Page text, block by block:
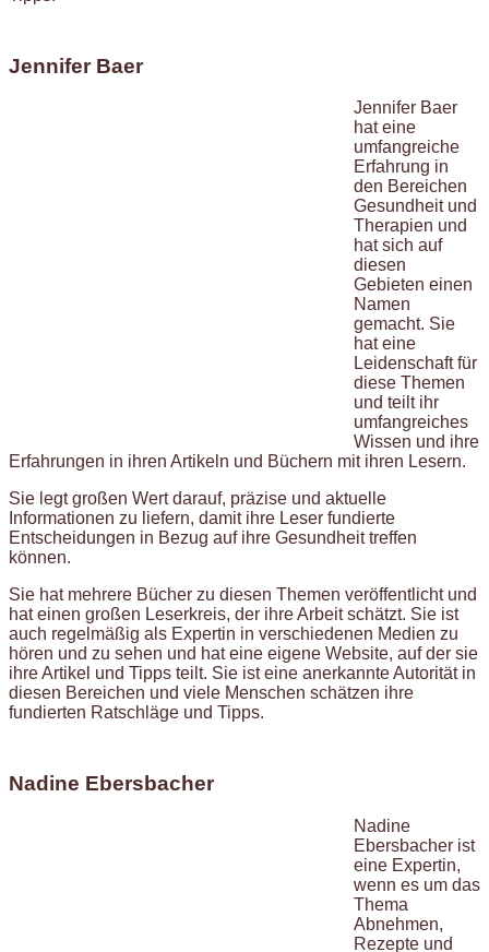
Jennifer Baer
Jennifer Baer
hat eine
umfangreiche
Erfahrung in
den Bereichen
Gesundheit und
Therapien und
hat sich auf
diesen
Gebieten einen
Namen
gemacht. Sie
hat eine
Leidenschaft für
diese Themen
und teilt ihr
umfangreiches
Wissen und ihre
Erfahrungen in ihren Artikeln und Büchern mit ihren Lesern.
Sie legt großen Wert darauf, präzise und aktuelle
Informationen zu liefern, damit ihre Leser fundierte
Entscheidungen in Bezug auf ihre Gesundheit treffen
können.
Sie hat mehrere Bücher zu diesen Themen veröffentlicht und
hat einen großen Leserkreis, der ihre Arbeit schätzt. Sie ist
auch regelmäßig als Expertin in verschiedenen Medien zu
hören und zu sehen und hat eine eigene Website, auf der sie
ihre Artikel und Tipps teilt. Sie ist eine anerkannte Autorität in
diesen Bereichen und viele Menschen schätzen ihre
fundierten Ratschläge und Tipps.
Nadine Ebersbacher
Nadine
Ebersbacher ist
eine Expertin,
wenn es um das
Thema
Abnehmen,
Rezepte und